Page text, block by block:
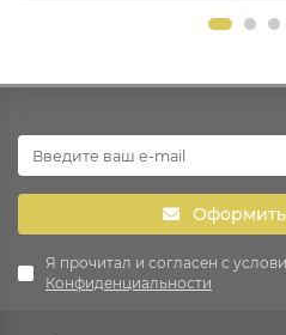
Оформить
Я прочитал и согласен с
Конфиденциальности